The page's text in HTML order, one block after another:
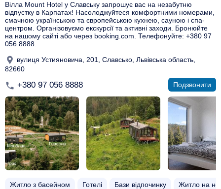
Вілла Mount Hotel у Славську запрошує вас на незабутню
відпустку в Карпатах! Насолоджуйтеся комфортними номерами,
смачною українською та європейською кухнею, сауною і спа-
центром. Організовуємо екскурсії та активні заходи. Бронюйте
на нашому сайті або через booking.com. Телефонуйте: +380 97
056 8888.
вулиця Устияновича, 201, Славсько, Львівська область,
82660
+380 97 056 8888 Подзвонити
Житло з басейном​ Готелі Бази відпочинку Житло на